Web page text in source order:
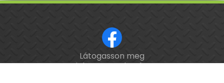
Látogasson meg
minket a Facebookon!